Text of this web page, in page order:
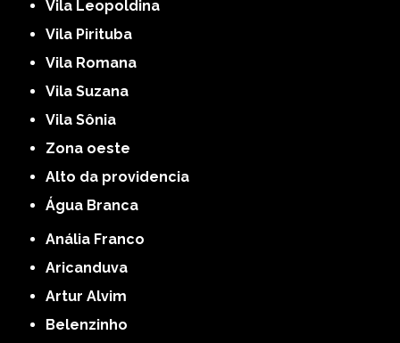
Vila Leopoldina
Vila Pirituba
Vila Romana
Vila Suzana
Vila Sônia
Zona oeste
alto da providencia
Água Branca
Anália Franco
Aricanduva
Artur Alvim
Belenzinho